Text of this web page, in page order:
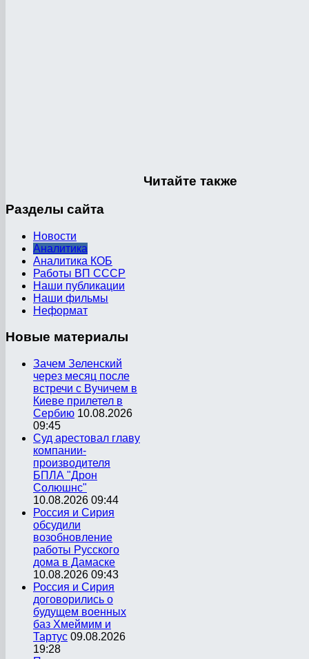
Читайте также
Разделы сайта
Новости
Аналитика
Аналитика КОБ
Работы ВП СССР
Наши публикации
Наши фильмы
Неформат
Новые материалы
Зачем Зеленский
через месяц после
встречи с Вучичем в
Киеве прилетел в
Сербию 10.08.2026
09:45
Суд арестовал главу
компании-
производителя
БПЛА "Дрон
Солюшнс"
10.08.2026 09:44
Россия и Сирия
обсудили
возобновление
работы Русского
дома в Дамаске
10.08.2026 09:43
Россия и Сирия
договорились о
будущем военных
баз Хмеймим и
Тартус 09.08.2026
19:28